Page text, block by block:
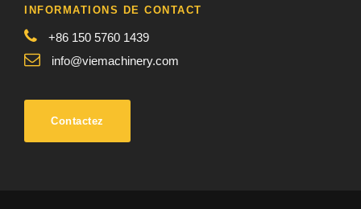
INFORMATIONS DE CONTACT
+86 150 5760 1439
info@viemachinery.com
Contactez